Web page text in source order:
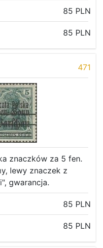
85 PLN
85 PLN
471
znaczków za 5 fen.
lewy znaczek z
gwarancja.
85 PLN
85 PLN